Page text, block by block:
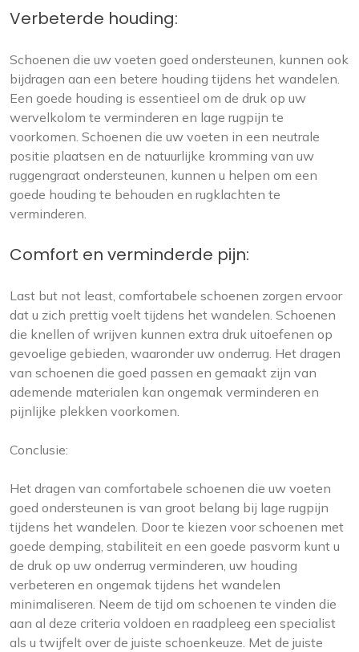
Verbeterde houding:
Schoenen die uw voeten goed ondersteunen, kunnen ook
bijdragen aan een betere houding tijdens het wandelen.
Een goede houding is essentieel om de druk op uw
wervelkolom te verminderen en lage rugpijn te
voorkomen. Schoenen die uw voeten in een neutrale
positie plaatsen en de natuurlijke kromming van uw
ruggengraat ondersteunen, kunnen u helpen om een
goede houding te behouden en rugklachten te
verminderen.
Comfort en verminderde pijn:
Last but not least, comfortabele schoenen zorgen ervoor
dat u zich prettig voelt tijdens het wandelen. Schoenen
die knellen of wrijven kunnen extra druk uitoefenen op
gevoelige gebieden, waaronder uw onderrug. Het dragen
van schoenen die goed passen en gemaakt zijn van
ademende materialen kan ongemak verminderen en
pijnlijke plekken voorkomen.
Conclusie:
Het dragen van comfortabele schoenen die uw voeten
goed ondersteunen is van groot belang bij lage rugpijn
tijdens het wandelen. Door te kiezen voor schoenen met
goede demping, stabiliteit en een goede pasvorm kunt u
de druk op uw onderrug verminderen, uw houding
verbeteren en ongemak tijdens het wandelen
minimaliseren. Neem de tijd om schoenen te vinden die
aan al deze criteria voldoen en raadpleeg een specialist
als u twijfelt over de juiste schoenkeuze. Met de juiste